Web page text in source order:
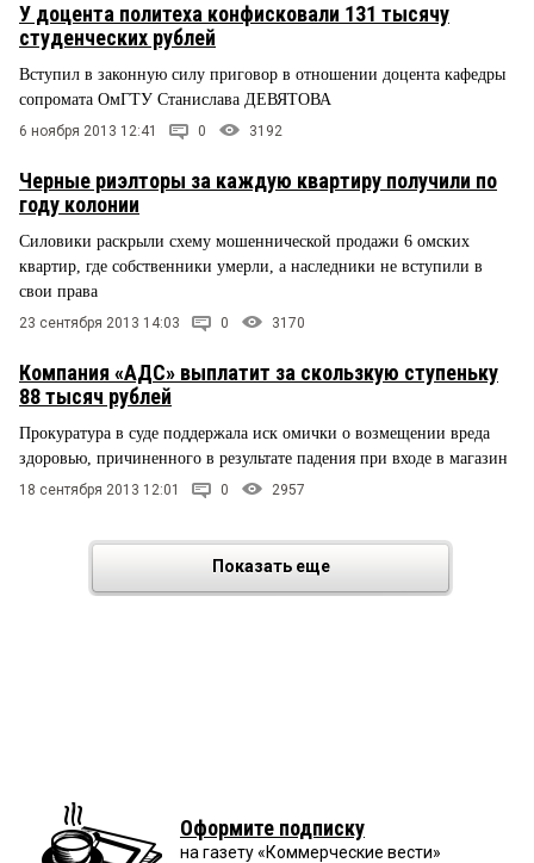
У доцента политеха конфисковали 131 тысячу
студенческих рублей
Вступил в законную силу приговор в отношении доцента кафедры
сопромата ОмГТУ Станислава ДЕВЯТОВА
6 ноября 2013 12:41 0 3192
Черные риэлторы за каждую квартиру получили по
году колонии
Силовики раскрыли схему мошеннической продажи 6 омских
квартир, где собственники умерли, а наследники не вступили в
свои права
23 сентября 2013 14:03 0 3170
Компания «АДС» выплатит за скользкую ступеньку
88 тысяч рублей
Прокуратура в суде поддержала иск омички о возмещении вреда
здоровью, причиненного в результате падения при входе в магазин
18 сентября 2013 12:01 0 2957
Показать еще
Оформите подписку
на газету «Коммерческие вести»